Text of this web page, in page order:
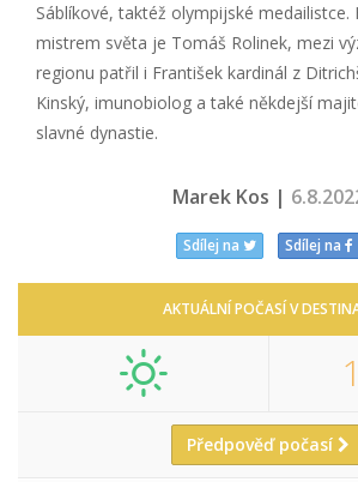
Sáblíkové, taktéž olympijské medailistce.
mistrem světa je Tomáš Rolinek, mezi
regionu patřil i František kardinál z
Kinský, imunobiolog a také někdejší
slavné dynastie.
Marek Kos |
Sdílej na Sdílej na
AKTUÁLNÍ POČASÍ V
Předpověď počasí